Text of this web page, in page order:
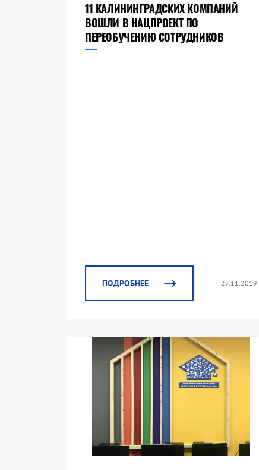
11 КАЛИНИНГРАДСКИХ КОМПАНИЙ
ВОШЛИ В НАЦПРОЕКТ ПО
ПЕРЕОБУЧЕНИЮ СОТРУДНИКОВ
ПОДРОБНЕЕ 27.11.2019